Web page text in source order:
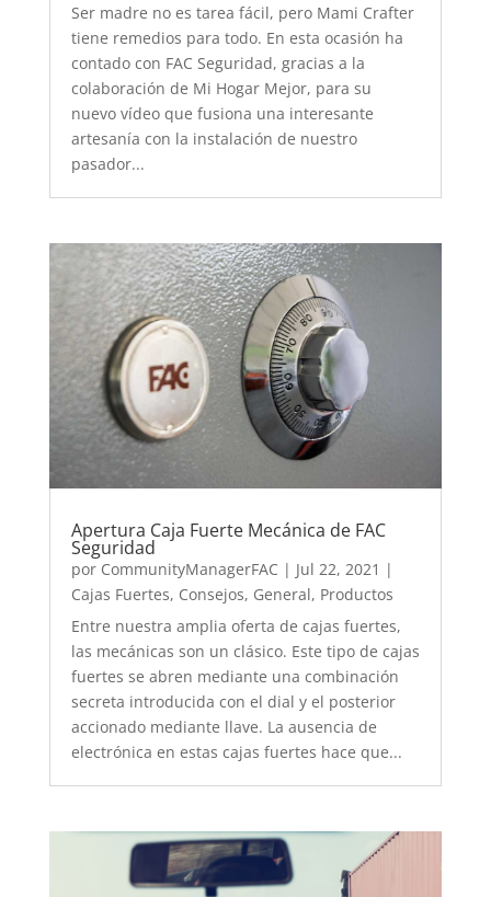
Ser madre no es tarea fácil, pero Mami Crafter
tiene remedios para todo. En esta ocasión ha
contado con FAC Seguridad, gracias a la
colaboración de Mi Hogar Mejor, para su
nuevo vídeo que fusiona una interesante
artesanía con la instalación de nuestro
pasador...
Apertura Caja Fuerte Mecánica de FAC
Seguridad
por CommunityManagerFAC | Jul 22, 2021 |
Cajas Fuertes, Consejos, General, Productos
Entre nuestra amplia oferta de cajas fuertes,
las mecánicas son un clásico. Este tipo de cajas
fuertes se abren mediante una combinación
secreta introducida con el dial y el posterior
accionado mediante llave. La ausencia de
electrónica en estas cajas fuertes hace que...